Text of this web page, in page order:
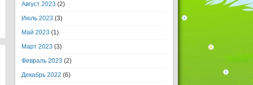
Август 2023 (2)
Июль 2023 (3)
Май 2023 (1)
Март 2023 (3)
Февраль 2023 (2)
Декабрь 2022 (6)